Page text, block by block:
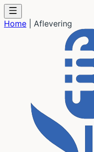
Home Aflevering